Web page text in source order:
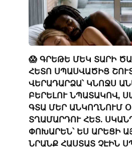
😱 ԳՐԵԹԵ ՄԵԿ ՏԱՐԻ
ՀԵՏՈ ՍՊԱՍՎԱԾԻՑ
ՎԵՐԱԴԱՐՁԱ՝ ԿՆՈՋՍ
ԲԵՐԵԼՈՒ ՆՊԱՏԱԿՈՎ,
ԳՏԱ ՄԵՐ ԱՆԿՈՂՆՈՒՄ
ՏՂԱՄԱՐԴՈՒ ՀԵՏ.
ՓՈԽԱՐԵՆ՝ ԵՍ ԱՐԵՑԻ
ՆՐԱՆՔ ՀԱՍՏԱՏ ՉԷԻՆ